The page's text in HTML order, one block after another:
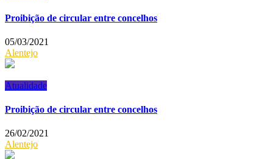
Proibição de circular entre concelhos
05/03/2021
Alentejo
Atualidade
Proibição de circular entre concelhos
26/02/2021
Alentejo